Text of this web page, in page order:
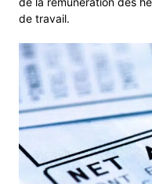
de travail.